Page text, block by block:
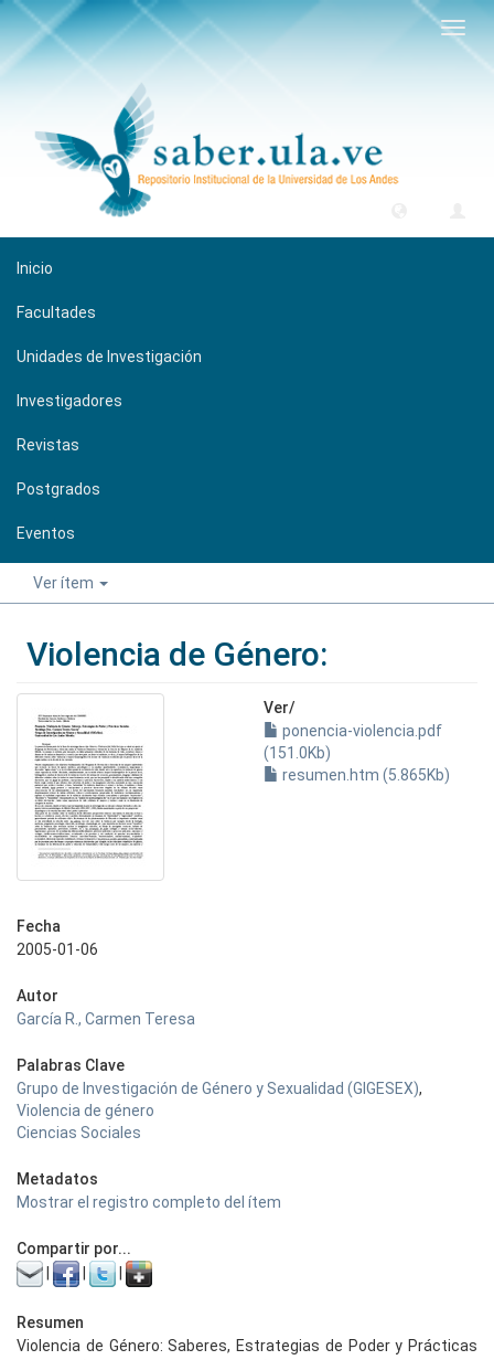
Inicio
Facultades
Unidades de Investigación
Investigadores
Revistas
Postgrados
Eventos
Ver ítem
Violencia de Género:
Ver/
ponencia-violencia.pdf
(151.0Kb)
resumen.htm (5.865Kb)
Fecha
2005-01-06
Autor
García R., Carmen Teresa
Palabras Clave
Grupo de Investigación de Género y Sexualidad (GIGESEX),
Violencia de género
Ciencias Sociales
Metadatos
Mostrar el registro completo del ítem
Compartir por...
Resumen
Violencia de Género: Saberes, Estrategias de Poder y Prácticas